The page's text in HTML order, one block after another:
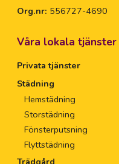
Org.nr: 556727-4690
Våra lokala tjänster
Privata tjänster
Städning
Hemstädning
Storstädning
Fönsterputsning
Flyttstädning